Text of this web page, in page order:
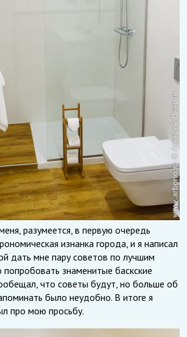
разумеется, в первую очередь
изнанка города, и я написал
дать мне пару советов по лучшим
знаменитые баскские
что советы будут, но больше об
было неудобно. В итоге я
про мою просьбу.